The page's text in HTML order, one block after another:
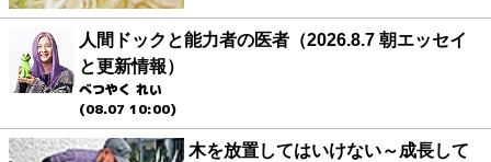
人間ドックと能力者の医者（2026.8.7 朝エッセイ
と更新情報）
べつやく れい
(08.07 10:00)
木を放置してはいけない～成長して